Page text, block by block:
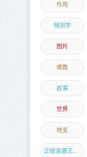
作用
预测学
图片
佛教
故事
世界
地支
正统道藏正一部